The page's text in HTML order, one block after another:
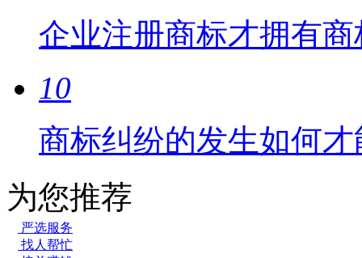
企业注册商标才拥有
10
商标纠纷的发生如何
为您推荐
严选服务
找人帮忙